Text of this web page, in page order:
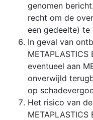
genomen
recht om de
een gedeelte) te
In geval van
eventueel aan
onverwijld
op
Het risico van